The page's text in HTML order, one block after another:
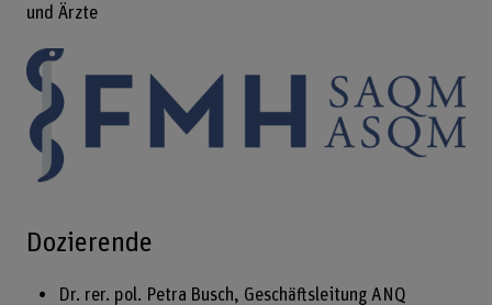
und Ärzte
Dozierende
Dr. rer. pol. Petra Busch, Geschäftsleitung ANQ